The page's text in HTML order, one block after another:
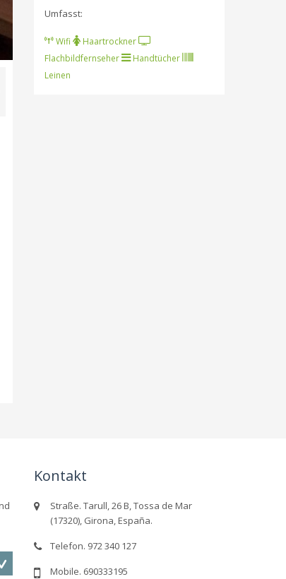
Umfasst:
Wifi
Haartrockner
Flachbildfernseher
Handtücher
Leinen
Kontakt
Straße. Tarull, 26 B, Tossa de Mar
(17320), Girona, España.
Telefon. 972 340 127
Mobile. 690333195